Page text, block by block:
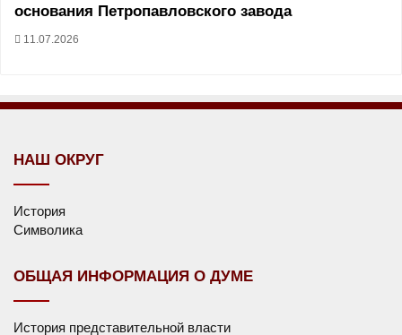
основания Петропавловского завода
11.07.2026
НАШ ОКРУГ
История
Символика
ОБЩАЯ ИНФОРМАЦИЯ О ДУМЕ
История представительной власти